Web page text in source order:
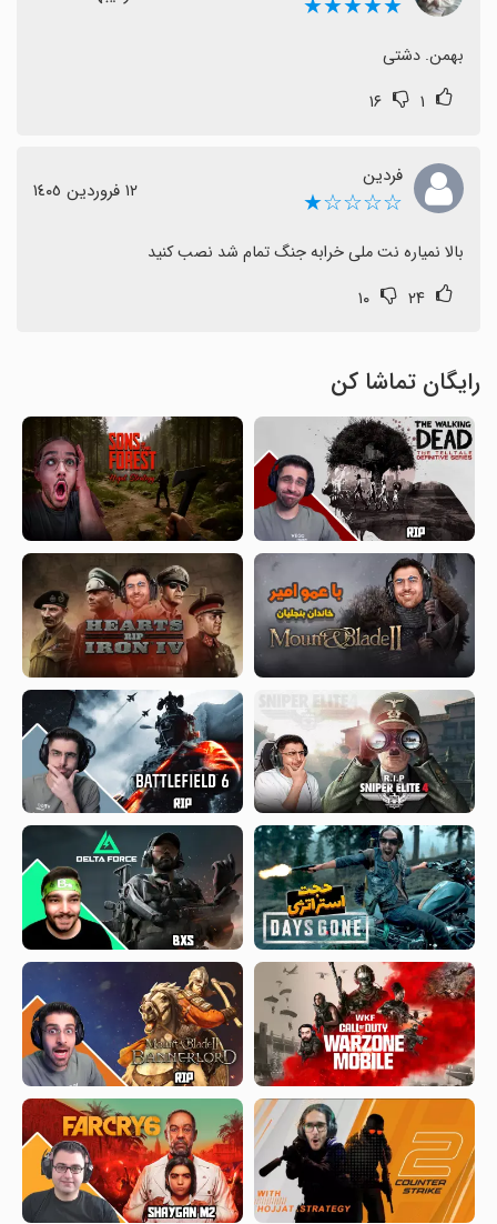
★★★★★
بهمن. دشتی
۱ ۱۶
فردین
☆☆☆☆★ ١٢ فروردین ١٤٠٥
بالا نمیاره نت ملی خرابه جنگ تمام شد نصب کنید
۲۴ ۱۰
رایگان تماشا کن